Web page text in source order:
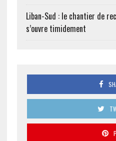
Liban-Sud : le chantier de
s’ouvre timidement